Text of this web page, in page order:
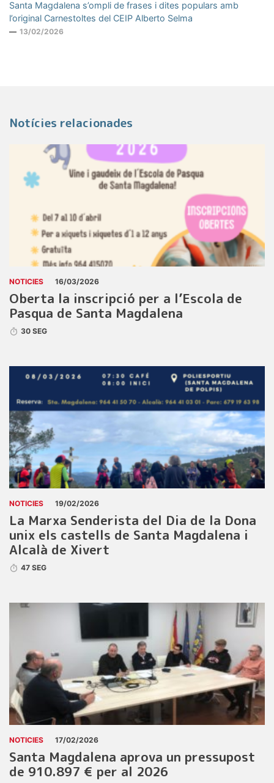
Santa Magdalena s’ompli de frases i dites populars amb
l’original Carnestoltes del CEIP Alberto Selma
13/02/2026
Notícies relacionades
NOTICIES 16/03/2026
Oberta la inscripció per a l’Escola de
Pasqua de Santa Magdalena
30 SEG
NOTICIES 19/02/2026
La Marxa Senderista del Dia de la Dona
unix els castells de Santa Magdalena i
Alcalà de Xivert
47 SEG
NOTICIES 17/02/2026
Santa Magdalena aprova un pressupost
de 910.897 € per al 2026